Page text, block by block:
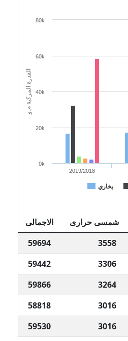
القدرة المركبة م.و
بخاري
2019/2018
0k
20k
40k
60k
80k
شمسى حرارى
الاجمالى
3558
59694
3306
59442
3264
59866
3016
58818
3016
59530